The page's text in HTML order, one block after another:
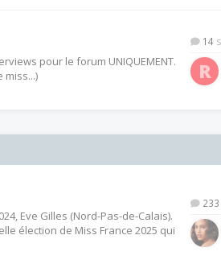
pour le forum UNIQUEMENT.
miss...)
14
R
Eve Gilles (Nord-Pas-de-Calais).
élection de Miss France 2025 qui
233